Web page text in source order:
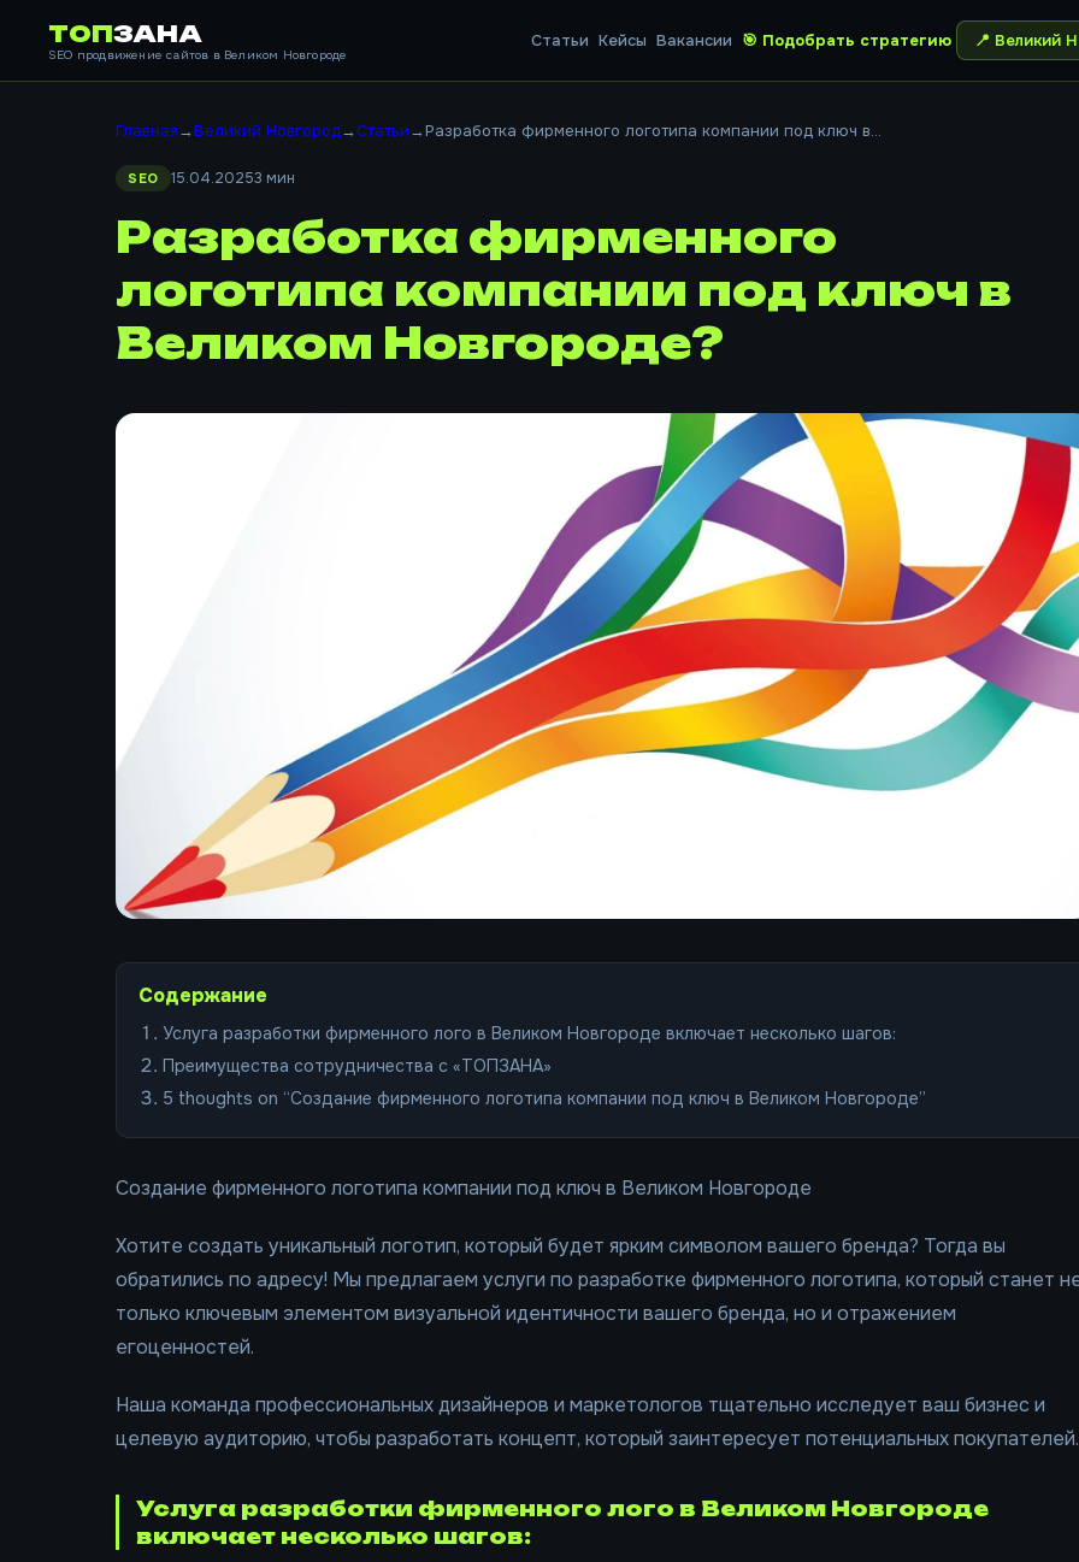
ТОПЗАНА
SEO продвижение сайтов в Великом Новгороде
Статьи Кейсы Вакансии 🎯 Подобрать стратегию 📍 Великий
Главная→Великий Новгород→Статьи→Разработка фирменного логотипа компании под ключ в...
SEO 15.04.20253 мин
Разработка фирменного
логотипа компании под ключ в
Великом Новгороде?
Содержание
Услуга разработки фирменного лого в Великом Новгороде включает несколько шагов:
Преимущества сотрудничества с «ТОПЗАНА»
5 thoughts on “Создание фирменного логотипа компании под ключ в Великом Новгороде”
Создание фирменного логотипа компании под ключ в Великом Новгороде
Хотите создать уникальный логотип, который будет ярким символом вашего бренда? Тогда вы
обратились по адресу! Мы предлагаем услуги по разработке фирменного логотипа, который станет
только ключевым элементом визуальной идентичности вашего бренда, но и отражением
егоценностей.
Наша команда профессиональных дизайнеров и маркетологов тщательно исследует ваш бизнес и
целевую аудиторию, чтобы разработать концепт, который заинтересует потенциальных покупателей.
Услуга разработки фирменного лого в Великом Новгороде
включает несколько шагов: